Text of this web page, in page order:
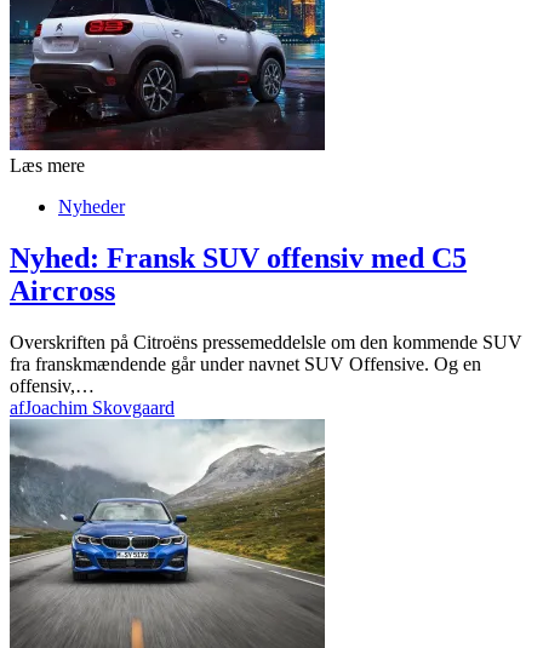
Læs mere
Nyheder
Nyhed: Fransk SUV offensiv med C5
Aircross
Overskriften på Citroëns pressemeddelsle om den kommende SUV
fra franskmændende går under navnet SUV Offensive. Og en
offensiv,…
afJoachim Skovgaard